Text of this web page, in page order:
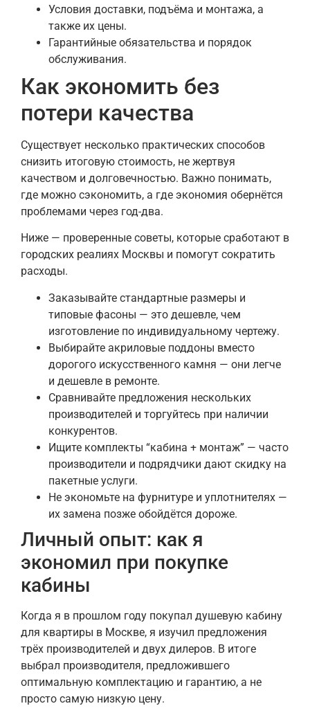
Условия доставки, подъёма и монтажа, а
также их цены.
Гарантийные обязательства и порядок
обслуживания.
Как экономить без
потери качества
Существует несколько практических способов
снизить итоговую стоимость, не жертвуя
качеством и долговечностью. Важно понимать,
где можно сэкономить, а где экономия обернётся
проблемами через год-два.
Ниже — проверенные советы, которые сработают в
городских реалиях Москвы и помогут сократить
расходы.
Заказывайте стандартные размеры и
типовые фасоны — это дешевле, чем
изготовление по индивидуальному чертежу.
Выбирайте акриловые поддоны вместо
дорогого искусственного камня — они легче
и дешевле в ремонте.
Сравнивайте предложения нескольких
производителей и торгуйтесь при наличии
конкурентов.
Ищите комплекты “кабина + монтаж” — часто
производители и подрядчики дают скидку на
пакетные услуги.
Не экономьте на фурнитуре и уплотнителях —
их замена позже обойдётся дороже.
Личный опыт: как я
экономил при покупке
кабины
Когда я в прошлом году покупал душевую кабину
для квартиры в Москве, я изучил предложения
трёх производителей и двух дилеров. В итоге
выбрал производителя, предложившего
оптимальную комплектацию и гарантию, а не
просто самую низкую цену.